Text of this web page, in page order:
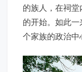
的族人，在祠
的开始。如此
个家族的政治中